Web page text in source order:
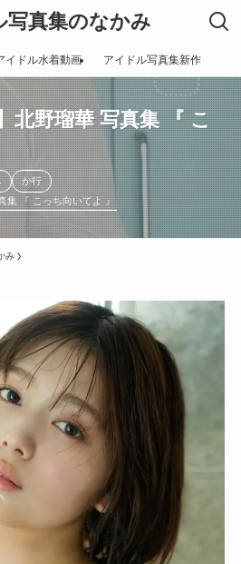
写真集のなかみ
イドル水着動画 アイドル写真集新作
北野瑠華 写真集 『 こ
か行
集 『 こっち向いてよ 』
み